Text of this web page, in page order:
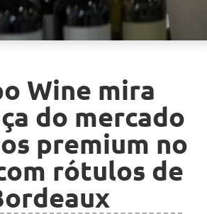
Wine mira
do mercado
premium no
rótulos de